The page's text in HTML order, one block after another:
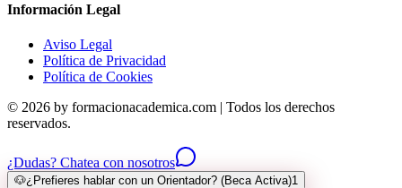
Información Legal
Aviso Legal
Política de Privacidad
Política de Cookies
© 2026 by formacionacademica.com | Todos los derechos
reservados.
¿Dudas? Chatea con nosotros
🐶¿Prefieres hablar con un Orientador? (Beca Activa)1